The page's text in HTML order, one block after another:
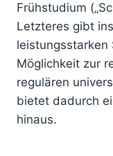
Frühstudium
Letzteres gibt
leistungsstarken
Möglichkeit zur
regulären
bietet dadurch
hinaus.